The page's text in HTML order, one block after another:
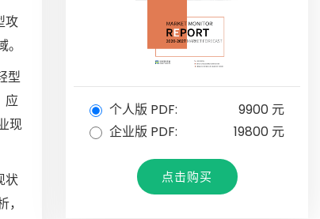
攻
型
应
现
状
个人版 PDF:
9900 元
企业版 PDF:
19800 元
点击购买